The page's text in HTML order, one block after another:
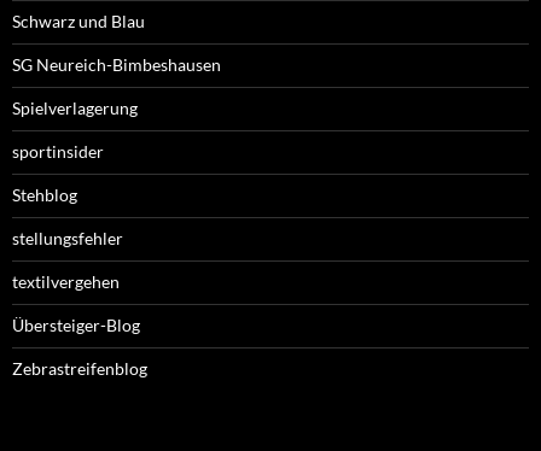
Schwarz und Blau
SG Neureich-Bimbeshausen
Spielverlagerung
sportinsider
Stehblog
stellungsfehler
textilvergehen
Übersteiger-Blog
Zebrastreifenblog